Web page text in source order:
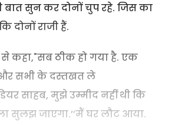
बात सुन कर दोनों चुप रहे. जिस का
दोनों राजी हैं.
कहा,"सब ठीक हो गया है. एक
और सभी के दस्तखत ले
साहब, मुझे उम्मीद नहीं थी कि
सुलझ जाएगा.’’मैं घर लौट आया.